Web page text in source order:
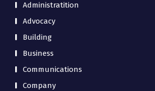
Administratition
Advocacy
Building
Business
Communications
Company